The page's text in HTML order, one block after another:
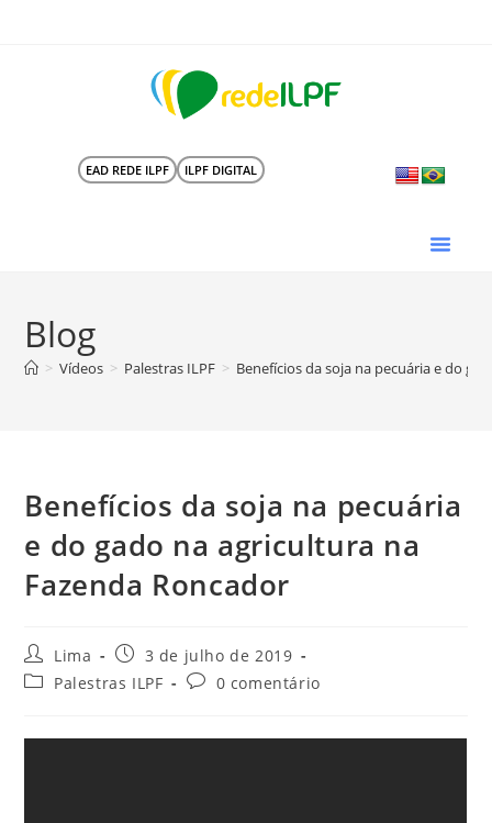
EAD REDE ILPF ILPF DIGITAL
Blog
> Vídeos > Palestras ILPF > Benefícios da soja na pecuária e do
Benefícios da soja na pecuária
e do gado na agricultura na
Fazenda Roncador
Lima
3 de julho de 2019
Palestras ILPF
0 comentário